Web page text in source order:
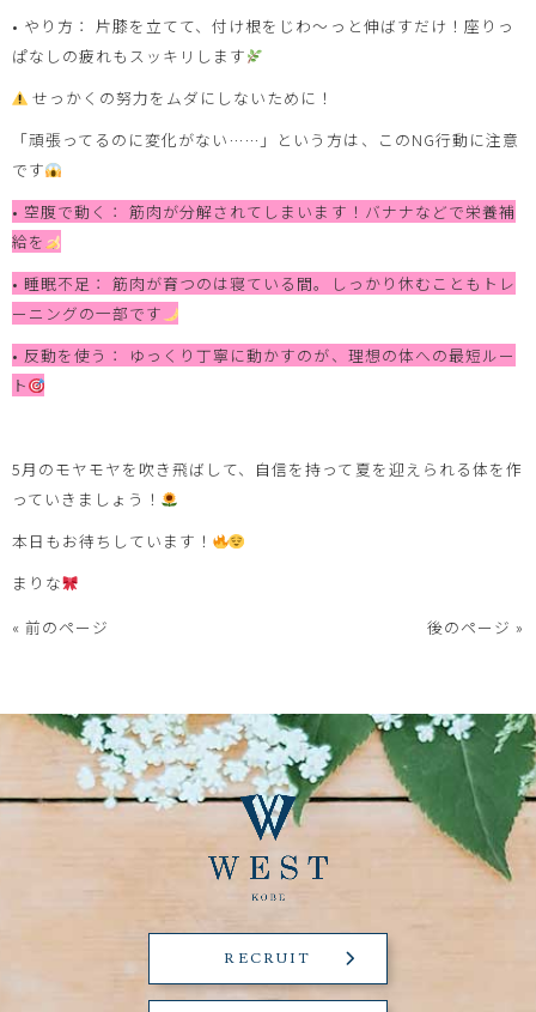
• やり方： 片膝を立てて、付け根をじわ〜っと伸ばすだけ！座りっ
ぱなしの疲れもスッキリします
せっかくの努力をムダにしないために！
「頑張ってるのに変化がない……」という方は、このNG行動に注意
です
• 空腹で動く： 筋肉が分解されてしまいます！バナナなどで栄養補
給を
• 睡眠不足： 筋肉が育つのは寝ている間。しっかり休むこともトレ
ーニングの一部です
• 反動を使う： ゆっくり丁寧に動かすのが、理想の体への最短ルー
ト
5月のモヤモヤを吹き飛ばして、自信を持って夏を迎えられる体を作
っていきましょう！
本日もお待ちしています！
まりな
« 前のページ
後のページ »
RECRUIT